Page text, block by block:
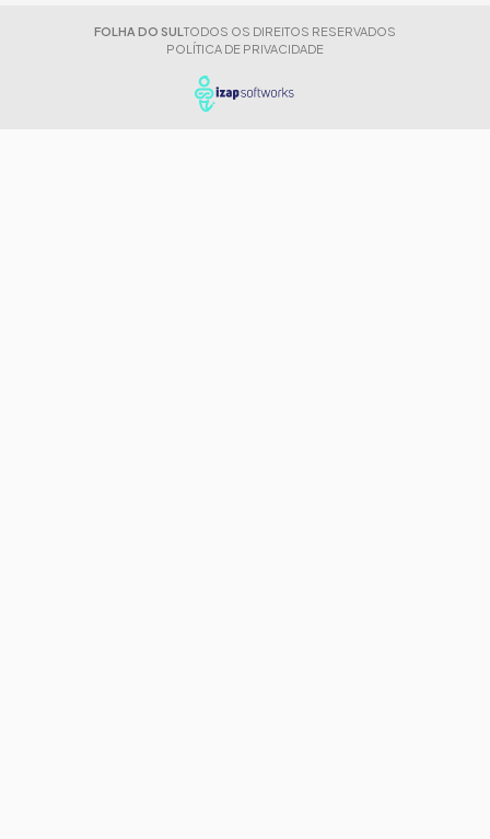
FOLHA DO SUL TODOS OS DIREITOS RESERVADOS
POLÍTICA DE PRIVACIDADE